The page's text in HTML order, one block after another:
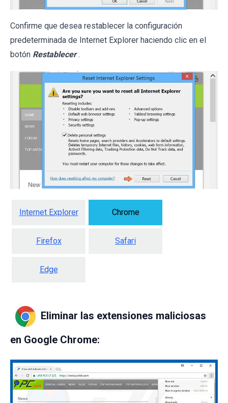
Confirme que desea restablecer la configuración
predeterminada de Internet Explorer haciendo clic en el
botón Restablecer .
Internet Explorer Chrome
Firefox Safari
Edge
Eliminar las extensiones maliciosas
en Google Chrome: